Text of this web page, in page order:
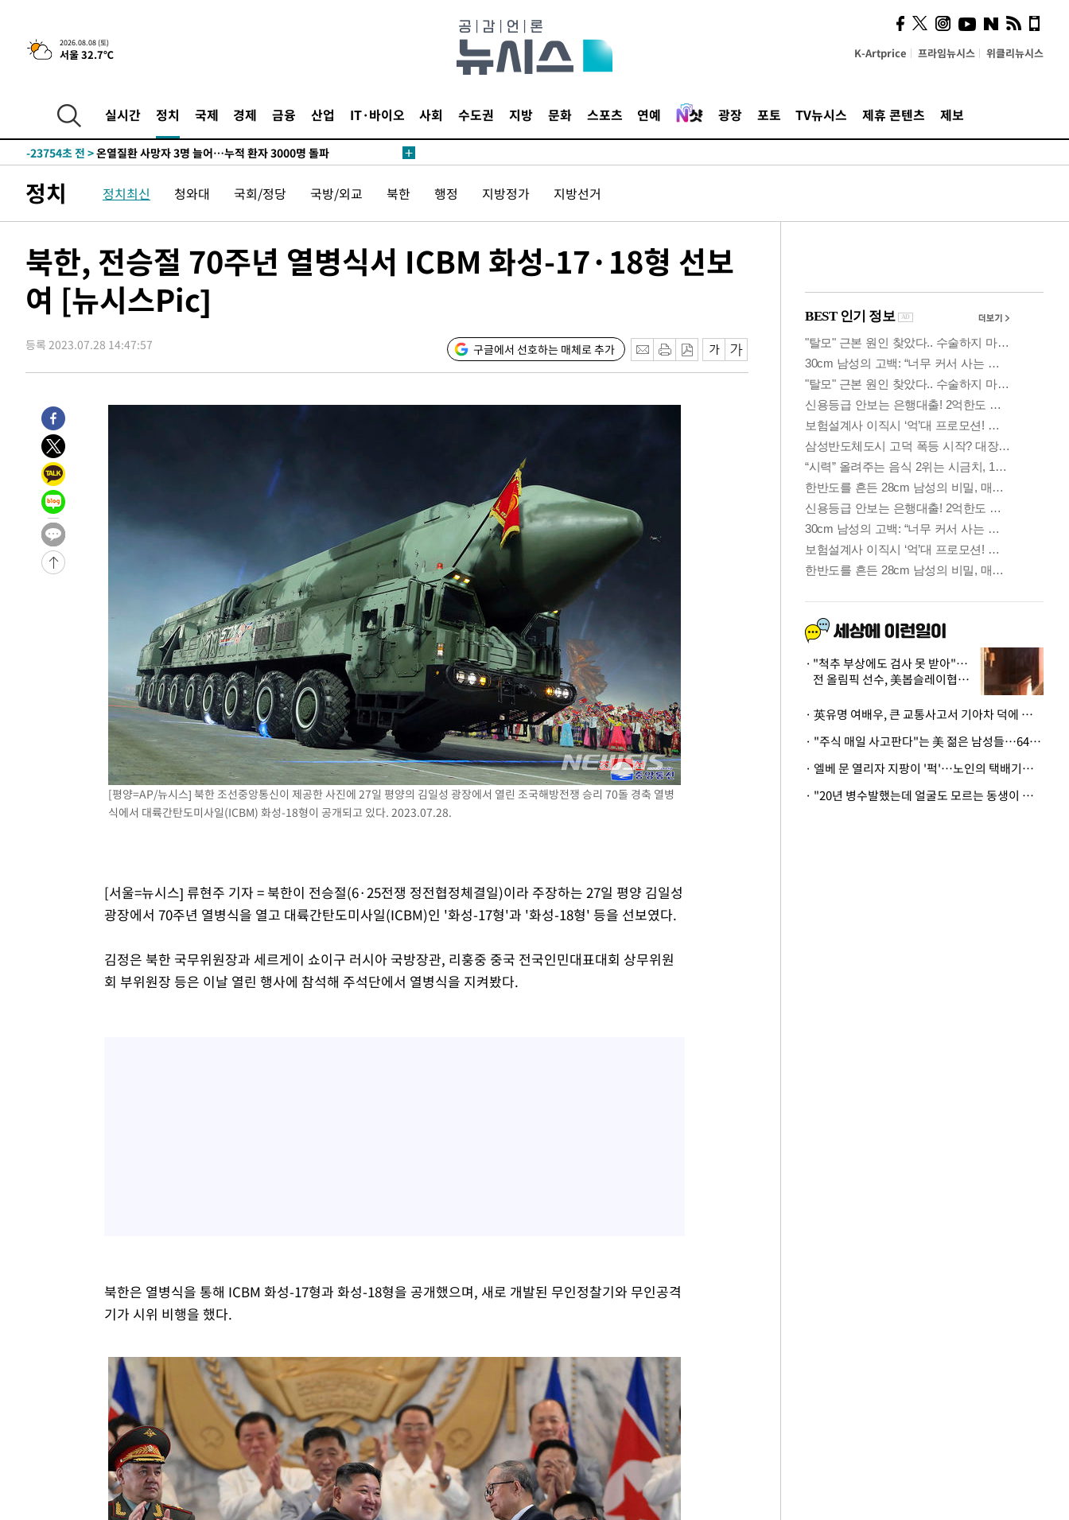
2026.08.08 (토)
서울 32.7℃ K-Artprice 프라임뉴시스 위클리뉴시스
실시간 정치 국제 경제 금융 산업 IT·바이오 사회 수도권 지방 문화 스포츠 연예 광장 포토 TV뉴시스 제휴 콘텐츠 제보
-32024초 전 >이강인 "아틀레티코 이적 기뻐…등번호 7번 의미보단 팀 위해 뛸
것"
-31959초 전 >[속보]與 당대표 경선, 제주·인천 권리당원 투표 김민석 승리
-25003초 전 >
[속보]이강인 "감독님이 원하는 마음 느꼈고, 많은 트로피 원해 아
틀레티코 이적"
-24785초 전 >
-23754초 전 >온열질환 사망자 3명 늘어…누적 환자 3000명 돌파
-13806초 전 >
백운산서 80년근 천종산삼 9뿌리 발견…감정가 1.3억원
-11516초 전 >선재도서 해루질 나섰다 실종 60대, 닷새 만에 숨진 채 발견
-8426초 전 >여수 오동도 해상서 모터보트 전복…1명 사망·1명 실종
-4653초 전 >
극한폭염 한풀 꺾이지만…'낮 최고 35도' 무더위, 열대야 계속[다음
주 날씨]
-1671초 전 >축구협회 "압수수색·성접대 논란 사과…쇄신의 기회로 삼겠다"
3시간 전 >'최고 37도' 폭염 지속…강원동해안 최대 150㎜ 비
5시간 전 >[속보]뉴욕증시 상승 마감…S&P 0.6% 나스닥 1.3%↑
것"
-31959초 전 >
[속보]與 당대표 경선, 제주·인천 권리당원 투표 김민석 승리
-25733초 전 >
-25003초 전 >
[속보]이강인 "감독님이 원하는 마음 느꼈고, 많은 트로피 원해 아
틀레티코 이적"
-24785초 전 >
수도권 40도 육박 '펄펄'…동해안 일부 지역엔 호의주의보
-23754초 전 >
-17699초 전 >
강릉에 시간당 81.4㎜ 물폭탄…도로 잠기고 담벼락 붕괴
-13806초 전 >
백운산서 80년근 천종산삼 9뿌리 발견…감정가 1.3억원
-11516초 전 >
선재도서 해루질 나섰다 실종 60대, 닷새 만에 숨진 채 발견
남자 농구, 나고야 아시안게임서 '홈팀' 일본과 한일전
여수 오동도 해상서 모터보트 전복…1명 사망·1명 실종
극한폭염 한풀 꺾이지만…'낮 최고 35도' 무더위, 열대야 계속[다음
축구협회 "압수수색·성접대 논란 사과…쇄신의 기회로 삼겠다"
[속보]'압수수색·성접대 논란' 축구협회 "실망과 걱정 안겨드려 죄송"
'최고 37도' 폭염 지속…강원동해안 최대 150㎜ 비
[속보]뉴욕증시 상승 마감…S&P 0.6% 나스닥 1.3%↑
정치 정치최신 청와대 국회/정당 국방/외교 북한 행정 지방정가 지방선거
북한, 전승절 70주년 열병식서 ICBM 화성-17·18형 선보
여 [뉴시스Pic]
등록 2023.07.28 14:47:57 구글에서 선호하는 매체로 추가
[평양=AP/뉴시스] 북한 조선중앙통신이 제공한 사진에 27일 평양의 김일성 광장에서 열린 조국해방전쟁 승리 70돌 경축 열병
식에서 대륙간탄도미사일(ICBM) 화성-18형이 공개되고 있다. 2023.07.28.
[서울=뉴시스] 류현주 기자 = 북한이 전승절(6·25전쟁 정전협정체결일)이라 주장하는 27일 평양 김일성
광장에서 70주년 열병식을 열고 대륙간탄도미사일(ICBM)인 '화성-17형'과 '화성-18형' 등을 선보였다.
김정은 북한 국무위원장과 세르게이 쇼이구 러시아 국방장관, 리훙중 중국 전국인민대표대회 상무위원
회 부위원장 등은 이날 열린 행사에 참석해 주석단에서 열병식을 지켜봤다.
북한은 열병식을 통해 ICBM 화성-17형과 화성-18형을 공개했으며, 새로 개발된 무인정찰기와 무인공격
기가 시위 비행을 했다.
사이 해답 찾았죠"…알을
깨고 나온 '초자아'
"척추 부상에도 검사 못 받아"…
전 올림픽 선수, 美봅슬레이협회
· 英유명 여배우, 큰 교통사고서 기아차 덕에 살았다
· "주식 매일 사고판다"는 美 젊은 남성들…64%가 "나는 인생의 패배자“
· 엘베 문 열리자 지팡이 '퍽'…노인의 택배기사 폭행 이유
· "20년 병수발했는데 얼굴도 모르는 동생이 유산 절반을"…배다른 형제 상속권 있을까